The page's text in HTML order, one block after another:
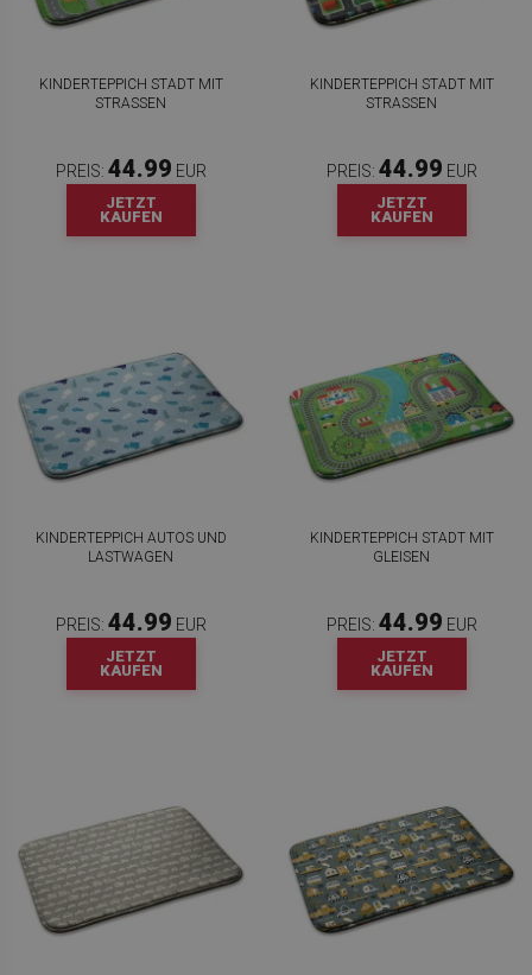
KINDERTEPPICH STADT MIT
STRASSEN
PREIS: 44.99 EUR
JETZT
KAUFEN
KINDERTEPPICH STADT MIT
STRASSEN
PREIS: 44.99 EUR
JETZT
KAUFEN
KINDERTEPPICH AUTOS UND
LASTWAGEN
PREIS: 44.99 EUR
JETZT
KAUFEN
KINDERTEPPICH STADT MIT
GLEISEN
PREIS: 44.99 EUR
JETZT
KAUFEN